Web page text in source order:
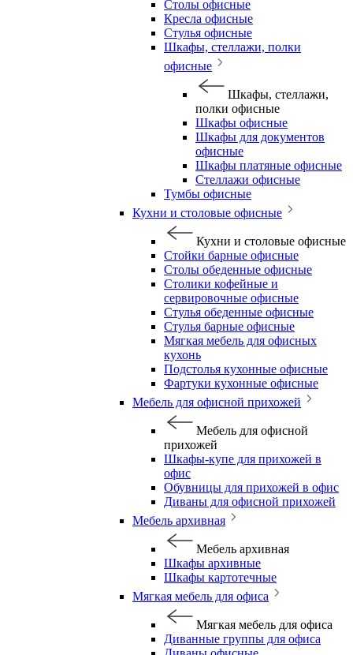
Столы офисные
Кресла офисные
Стулья офисные
Шкафы, стеллажи, полки
офисные
Шкафы, стеллажи,
полки офисные
Шкафы офисные
Шкафы для документов
офисные
Шкафы платяные офисные
Стеллажи офисные
Тумбы офисные
Кухни и столовые офисные
Кухни и столовые офисные
Стойки барные офисные
Столы обеденные офисные
Столики кофейные и
сервировочные офисные
Стулья обеденные офисные
Стулья барные офисные
Мягкая мебель для офисных
кухонь
Подстолья кухонные офисные
Фартуки кухонные офисные
Мебель для офисной прихожей
Мебель для офисной
прихожей
Шкафы-купе для прихожей в
офис
Обувницы для прихожей в офис
Диваны для офисной прихожей
Мебель архивная
Мебель архивная
Шкафы архивные
Шкафы картотечные
Мягкая мебель для офиса
Мягкая мебель для офиса
Диванные группы для офиса